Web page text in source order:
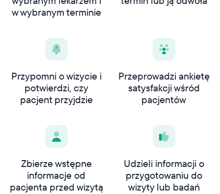
w wybranym terminie
Przypomni o wizycie i
potwierdzi, czy
pacjent przyjdzie
Przeprowadzi ankietę
satysfakcji wśród
pacjentów
Zbierze wstępne
informacje od
pacjenta przed wizytą
Udzieli informacji o
przygotowaniu do
wizyty lub badań